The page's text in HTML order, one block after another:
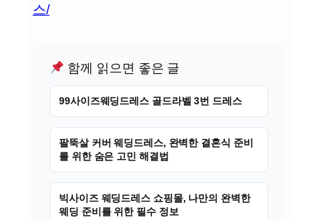
스/
함께 읽으면 좋은 글
99사이즈웨딩드레스 골드라벨 3번 드레스
팔뚝살 커버 웨딩드레스, 완벽한 결혼식 준비
를 위한 숨은 고민 해결법
빅사이즈 웨딩드레스 쇼핑몰, 나만의 완벽한
웨딩 준비를 위한 필수 정보